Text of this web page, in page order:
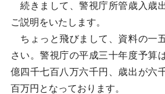
続きまして、警視庁所管歳入歳
ご説明をいたします。
ちょっと飛びまして、資料の一
さい。警視庁の平成三十年度予算
億四千七百八万六千円、歳出が六
百万円となっております。